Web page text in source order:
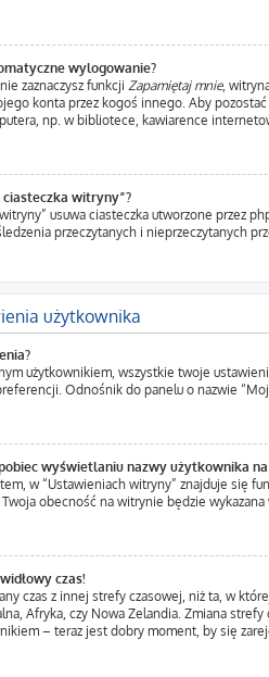
wylogowanie?
zaznaczysz funkcji Zapamiętaj mnie,
konta przez kogoś innego. Aby
np. w bibliotece, kawiarence
ciasteczka witryny”?
usuwa ciasteczka utworzone przez
przeczytanych i nieprzeczytanych
użytkownika
użytkownikiem, wszystkie twoje
Odnośnik do panelu o nazwie
wyświetlaniu nazwy użytkownika
w “Ustawieniach witryny” znajduje się
obecność na witrynie będzie
czas!
czas z innej strefy czasowej, niż ta, w
Afryka, czy Nowa Zelandia. Zmiana
– teraz jest dobry moment, by się